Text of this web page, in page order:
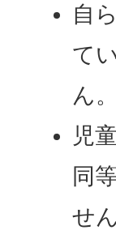
自
て
ん
児
同
せ